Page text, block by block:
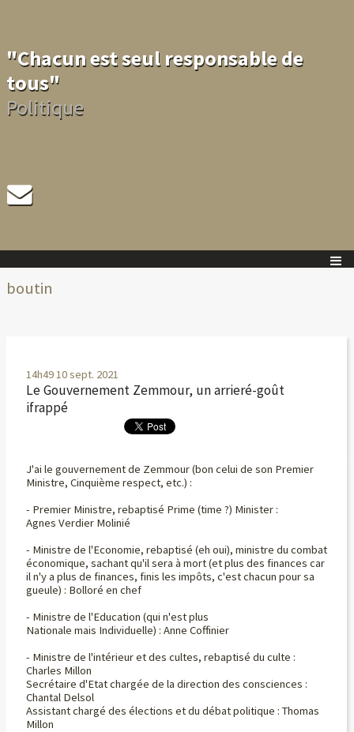
"Chacun est seul responsable de
tous"
Politique
boutin
14h49 10sept. 2021
Le Gouvernement Zemmour, un arrieré-goût
ifrappé
J'ai le gouvernement de Zemmour (bon celui de son Premier
Ministre, Cinquième respect, etc.) :
- Premier Ministre, rebaptisé Prime (time ?) Minister :
Agnes Verdier Molinié
- Ministre de l'Economie, rebaptisé (eh oui), ministre du combat
économique, sachant qu'il sera à mort (et plus des finances car
il n'y a plus de finances, finis les impôts, c'est chacun pour sa
gueule) : Bolloré en chef
- Ministre de l'Education (qui n'est plus
Nationale mais Individuelle) : Anne Coffinier
- Ministre de l'intérieur et des cultes, rebaptisé du culte :
Charles Millon
Secrétaire d'Etat chargée de la direction des consciences :
Chantal Delsol
Assistant chargé des élections et du débat politique : Thomas
Millon